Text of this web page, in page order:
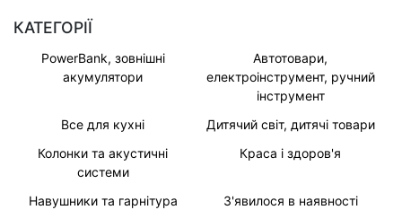
КАТЕГОРІЇ
PowerBank, зовнішні
акумулятори
Автотовари,
електроінструмент, ручний
інструмент
Все для кухні
Дитячий світ, дитячі товари
Колонки та акустичні
системи
Краса і здоров'я
Навушники та гарнітура
З'явилося в наявності